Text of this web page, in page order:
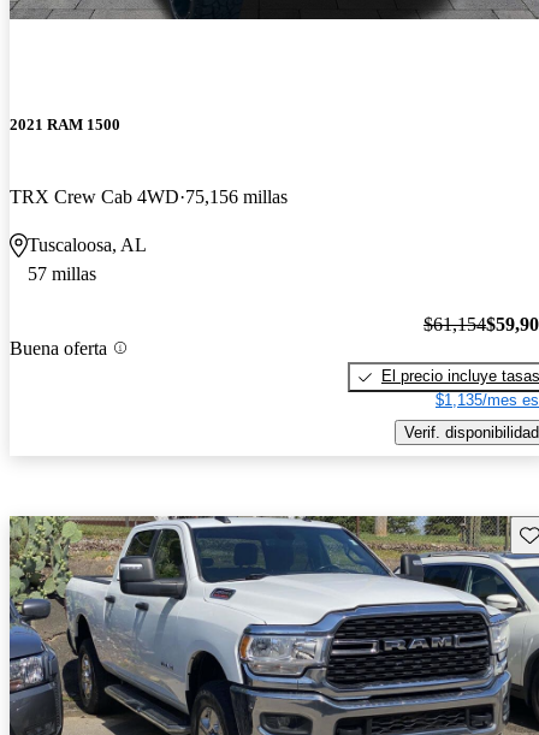
2021 RAM 1500
TRX Crew Cab 4WD 75,156 millas
Tuscaloosa, AL
57 millas
Buena oferta
$61,154
El precio incluye tasas
$1,135/mes
Verif. disponibilidad